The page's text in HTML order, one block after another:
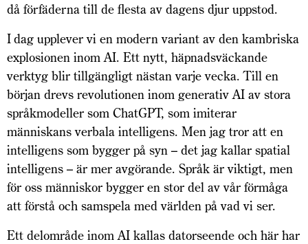
då förfäderna till de flesta av dagens djur uppstod.
I dag upplever vi en modern variant av den kambriska
explosionen inom AI. Ett nytt, häpnadsväckande
verktyg blir tillgängligt nästan varje vecka. Till en
början drevs revolutionen inom generativ AI av stora
språkmodeller som ChatGPT, som imiterar
människans verbala intelligens. Men jag tror att en
intelligens som bygger på syn – det jag kallar spatial
intelligens – är mer avgörande. Språk är viktigt, men
för oss människor bygger en stor del av vår förmåga
att förstå och samspela med världen på vad vi ser.
Ett delområde inom AI kallas datorseende och här har